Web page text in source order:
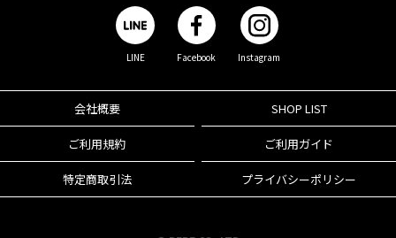
LINE Facebook Instagram
会社概要 SHOP LIST
ご利用規約 ご利用ガイド
特定商取引法 プライバシーポリシー